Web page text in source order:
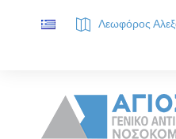
Λεωφόρος